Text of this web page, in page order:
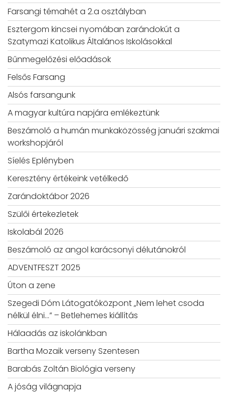
Farsangi témahét a 2.a osztályban
Esztergom kincsei nyomában zarándokút a
Szatymazi Katolikus Általános Iskolásokkal
Bűnmegelőzési előadások
Felsős Farsang
Alsós farsangunk
A magyar kultúra napjára emlékeztünk
Beszámoló a humán munkaközösség januári szakmai
workshopjáról
Síelés Eplényben
Keresztény értékeink vetélkedő
Zarándoktábor 2026
Szülői értekezletek
Iskolabál 2026
Beszámoló az angol karácsonyi délutánokról
ADVENTFESZT 2025
Úton a zene
Szegedi Dóm Látogatóközpont „Nem lehet csoda
nélkül élni…” – Betlehemes kiállítás
Hálaadás az iskolánkban
Bartha Mozaik verseny Szentesen
Barabás Zoltán Biológia verseny
A jóság világnapja